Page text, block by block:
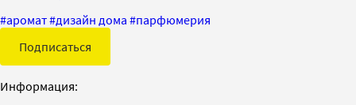
#аромат#дизайн дома #парфюмерия
Подписаться
Информация: